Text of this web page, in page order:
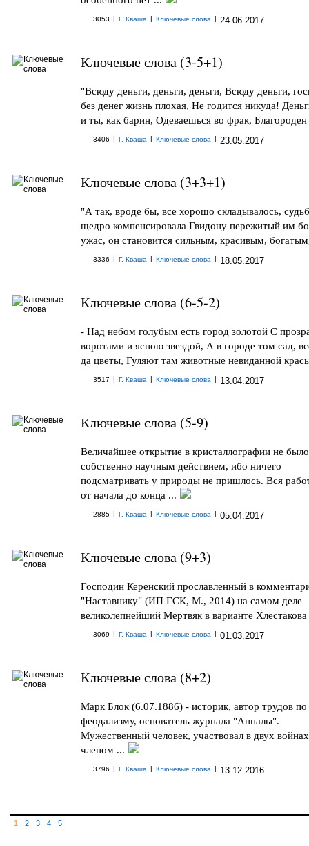
3053 | Г. Кваша | Ключевые слова | 24.06.2017
Ключевые слова (3-5+1)
"Всюду деньги, деньги, деньги, Всюду деньги,
без денег жизнь плохая, Не годится никуда!
и ты, как барин, Одеваешься во фрак,
3406 | Г. Кваша | Ключевые слова | 23.05.2017
Ключевые слова (3+3+1)
"А так, вроде бы, все хорошо складывалось,
щедро компенсировала Гвидону пережитый им
ужас, он становится сильным, красивым,
3336 | Г. Кваша | Ключевые слова | 18.05.2017
Ключевые слова (6-5-2)
- Над небом голубым eсть город золотой С
воротами и ясною звездой, А в городе том сад,
да цветы, Гуляют там животные невиданной
3517 | Г. Кваша | Ключевые слова | 13.04.2017
Ключевые слова (5-9)
Величайшее открытие в кристаллографии не было
собственно научным действием, ибо ничего
подсматривать у природы не пришлось. Вся
от начала до конца ...
2885 | Г. Кваша | Ключевые слова | 05.04.2017
Ключевые слова (9+3)
Господин Керенский прославленный в
"Наставнику" (ИП ГСК, М., 2014) на самом деле
великолепнейший Мертвяк в варианте
3069 | Г. Кваша | Ключевые слова | 01.03.2017
Ключевые слова (8+2)
Марк Блок (6.07.1886) - историк, автор трудов по
феодализму, основатель журнала "Анналы".
Мужественный человек, участвовал в двух
членом ...
3796 | Г. Кваша | Ключевые слова | 13.12.2016
1 2 3 4 5